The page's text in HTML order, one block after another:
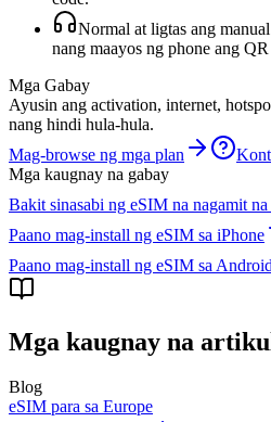
Normal at ligtas ang
nang maayos ng phone ang
Mga Gabay
Ayusin ang activation, internet,
nang hindi hula-hula.
Mag-browse ng mga plan
Mga kaugnay na gabay
Bakit sinasabi ng eSIM na nagamit na
Paano mag-install ng eSIM sa iPhone
Paano mag-install ng eSIM sa Android
Mga kaugnay na
Blog
eSIM para sa Europe